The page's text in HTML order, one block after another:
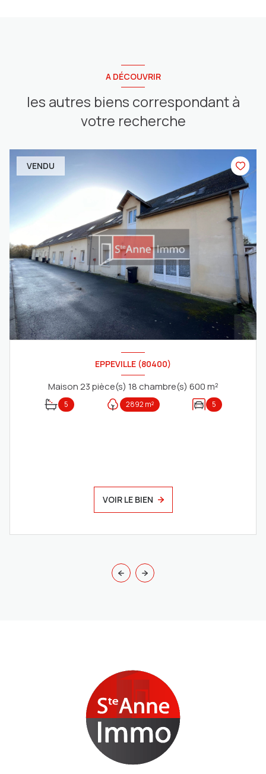
A DÉCOUVRIR
les autres biens correspondant à
votre recherche
VENDU
EPPEVILLE (80400)
Maison 23 pièce(s) 18 chambre(s) 600 m²
5 2892 m² 5
VOIR LE BIEN